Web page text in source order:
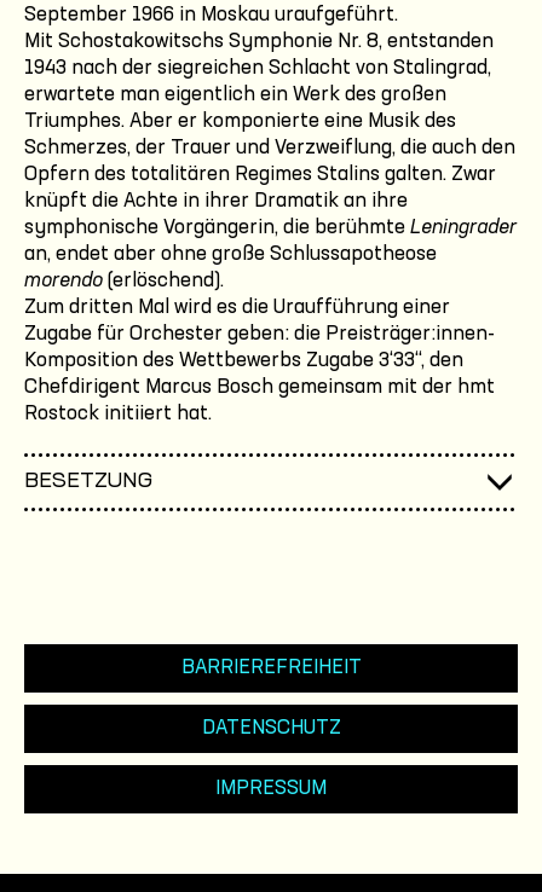
September 1966 in Moskau uraufgeführt.
Mit Schostakowitschs Symphonie Nr. 8, entstanden
1943 nach der siegreichen Schlacht von Stalingrad,
erwartete man eigentlich ein Werk des großen
Triumphes. Aber er komponierte eine Musik des
Schmerzes, der Trauer und Verzweiflung, die auch den
Opfern des totalitären Regimes Stalins galten. Zwar
knüpft die Achte in ihrer Dramatik an ihre
symphonische Vorgängerin, die berühmte Leningrader
an, endet aber ohne große Schlussapotheose
morendo (erlöschend).
Zum dritten Mal wird es die Uraufführung einer
Zugabe für Orchester geben: die Preisträger:innen-
Komposition des Wettbewerbs Zugabe 3‘33‘‘, den
Chefdirigent Marcus Bosch gemeinsam mit der hmt
Rostock initiiert hat.
BESETZUNG
BARRIEREFREIHEIT
DATENSCHUTZ
IMPRESSUM